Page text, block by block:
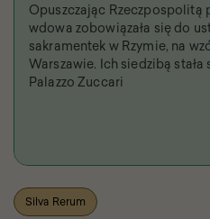
Opuszczając Rzeczpospolitą
wdowa zobowiązała się do
sakramentek w Rzymie, na
Warszawie. Ich siedzibą
Palazzo Zuccari
Silva Rerum